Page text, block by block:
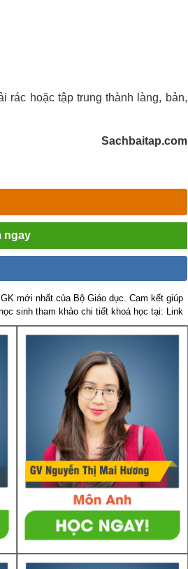
rác hoặc tập trung thành làng, bản,
Sachbaitap.com
ngay
mới nhất của Bộ Giáo dục. Cam kết giúp
sinh tham khảo chi tiết khoá học tại: Link